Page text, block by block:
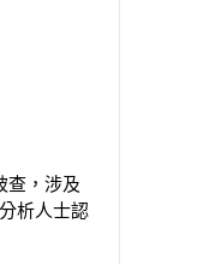
查，涉及
析人士認